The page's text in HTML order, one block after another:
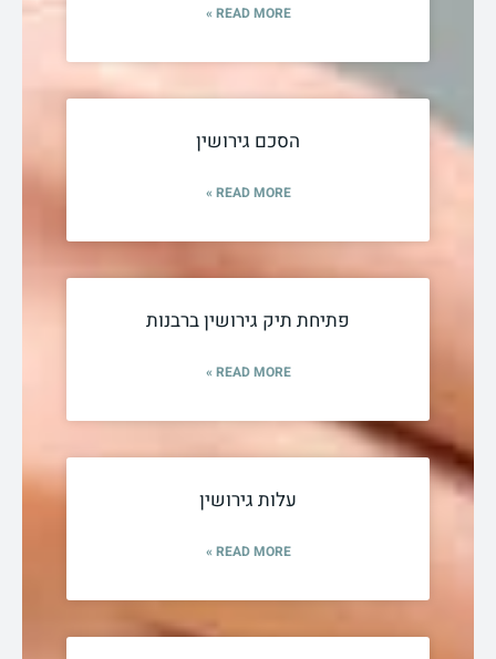
READ MORE »
הסכם גירושין
READ MORE »
פתיחת תיק גירושין ברבנות
READ MORE »
עלות גירושין
READ MORE »